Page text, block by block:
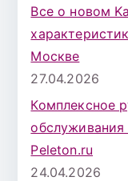
Все о новом
Москве
27.04.2026
Комплексное
обслуживания
Peleton.ru
24.04.2026